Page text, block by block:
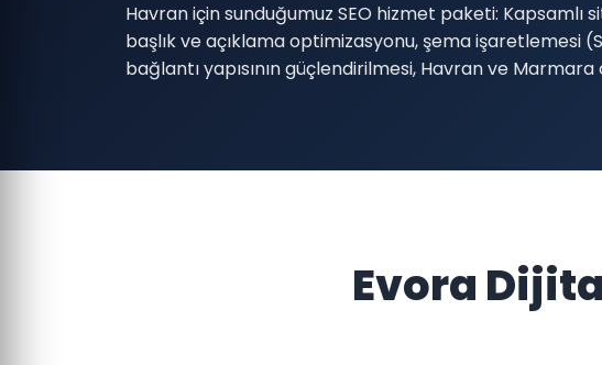
Havran için sunduğumuz SEO hizmet paketi:
başlık ve açıklama optimizasyonu, şema
bağlantı yapısının güçlendirilmesi, Havran ve
Evora